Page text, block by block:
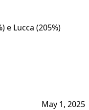
e Lucca (205%)
May 1, 2025